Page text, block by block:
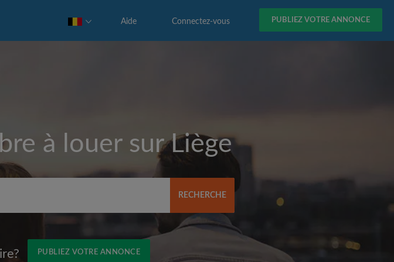
PUBLIEZ VOTRE ANNONCE
Connectez-vous
Aide
à louer surLiège
RECHERCHE
PUBLIEZ VOTRE ANNONCE
Loyer max par mois (€)